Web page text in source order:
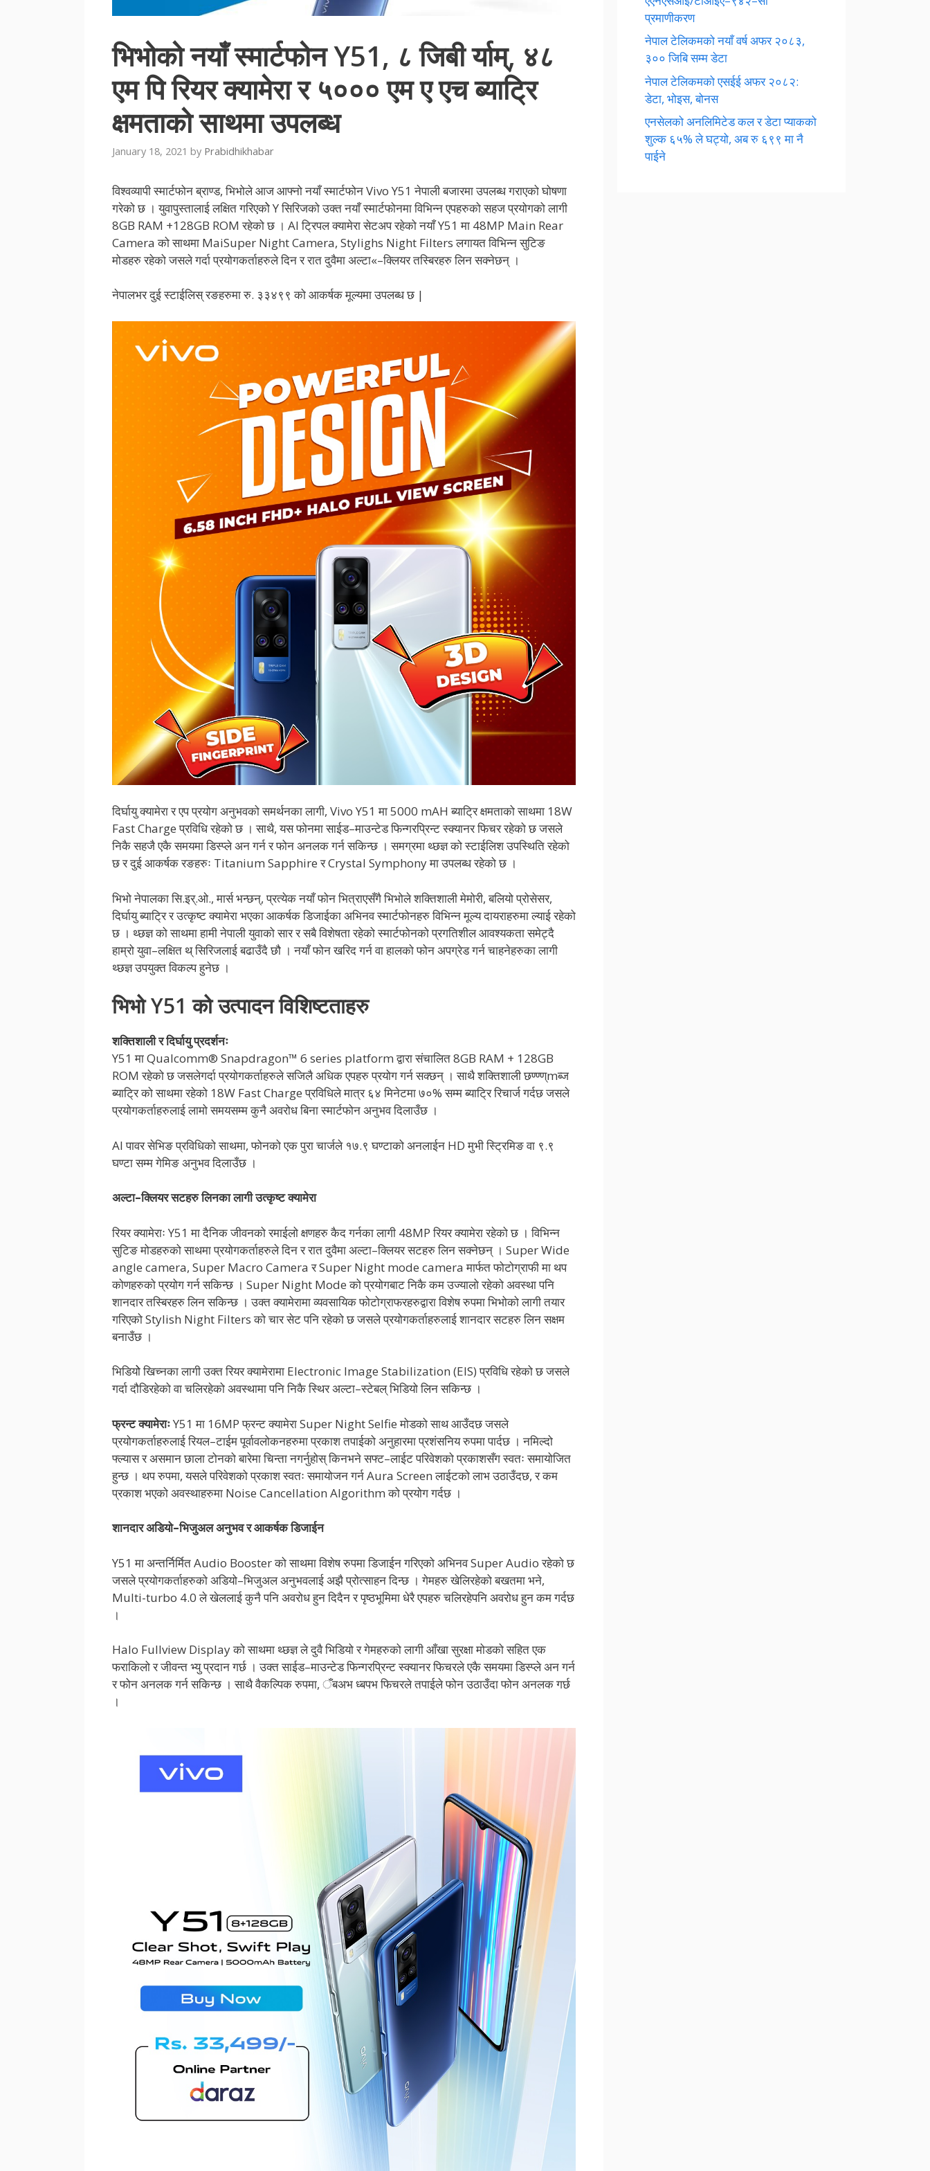
भिभोको नयाँ स्मार्टफोन Y51, ८ जिबी र्याम्, ४८
एम पि रियर क्यामेरा र ५००० एम ए एच ब्याट्रि
क्षमताको साथमा उपलब्ध
January 18, 2021 by Prabidhikhabar
विश्वव्यापी स्मार्टफोन ब्राण्ड, भिभोले आज आफ्नो नयाँ स्मार्टफोन Vivo Y51 नेपाली बजारमा उपलब्ध गराएको घोषणा
गरेको छ । युवापुस्तालाई लक्षित गरिएकोे Y सिरिजको उक्त नयाँ स्मार्टफोनमा विभिन्न एपहरुको सहज प्रयोगको लागी
8GB RAM +128GB ROM रहेको छ । AI ट्रिपल क्यामेरा सेटअप रहेको नयाँ Y51 मा 48MP Main Rear
Camera को साथमा MaiSuper Night Camera, Stylighs Night Filters लगायत विभिन्न सुटिङ
मोडहरु रहेको जसले गर्दा प्रयोगकर्ताहरुले दिन र रात दुवैमा अल्टा«–क्लियर तस्बिरहरु लिन सक्नेछन् ।
नेपालभर दुई स्टाईलिस् रङहरुमा रु. ३३४९९ को आकर्षक मूल्यमा उपलब्ध छ |
दिर्घायु क्यामेरा र एप प्रयोग अनुभवको समर्थनका लागी, Vivo Y51 मा 5000 mAH ब्याट्रि क्षमताको साथमा 18W
Fast Charge प्रविधि रहेको छ । साथै, यस फोनमा साईड–माउन्टेड फिन्गरप्रिन्ट स्क्यानर फिचर रहेको छ जसले
निकै सहजै एकै समयमा डिस्प्ले अन गर्न र फोन अनलक गर्न सकिन्छ । समग्रमा थ्छज्ञ को स्टाईलिश उपस्थिति रहेको
छ र दुई आकर्षक रङहरुः Titanium Sapphire र Crystal Symphony मा उपलब्ध रहेको छ ।
भिभो नेपालका सि.इर्.ओ., मार्स भन्छन्, प्रत्येक नयाँ फोन भित्राएसँगै भिभोले शक्तिशाली मेमोरी, बलियो प्रोसेसर,
दिर्घायु ब्याट्रि र उत्कृष्ट क्यामेरा भएका आकर्षक डिजाईका अभिनव स्मार्टफोनहरु विभिन्न मूल्य दायराहरुमा ल्याई रहेको
छ । थ्छज्ञ को साथमा हामी नेपाली युवाको सार र सबै विशेषता रहेको स्मार्टफोनको प्रगतिशील आवश्यकता समेट्दै
हाम्रो युवा–लक्षित थ् सिरिजलाई बढाउँदै छौ । नयाँ फोन खरिद गर्न वा हालको फोन अपग्रेड गर्न चाहनेहरुका लागी
थ्छज्ञ उपयुक्त विकल्प हुनेछ ।
भिभो Y51 को उत्पादन विशिष्टताहरु
शक्तिशाली र दिर्घायु प्रदर्शनः
Y51 मा Qualcomm® Snapdragon™ 6 series platform द्वारा संचालित 8GB RAM + 128GB
ROM रहेको छ जसलेगर्दा प्रयोगकर्ताहरुले सजिलै अधिक एपहरु प्रयोग गर्न सक्छन् । साथै शक्तिशाली छण्ण्ण्mब्ज
ब्याट्रि को साथमा रहेको 18W Fast Charge प्रविधिले मात्र ६४ मिनेटमा ७०% सम्म ब्याट्रि रिचार्ज गर्दछ जसले
प्रयोगकर्ताहरुलाई लामो समयसम्म कुनै अवरोध बिना स्मार्टफोन अनुभव दिलाउँछ ।
AI पावर सेभिङ प्रविधिको साथमा, फोनको एक पुरा चार्जले १७.९ घण्टाको अनलाईन HD मुभी स्ट्रिमिङ वा ९.९
घण्टा सम्म गेमिङ अनुभव दिलाउँछ ।
अल्टा–क्लियर सटहरु लिनका लागी उत्कृष्ट क्यामेरा
रियर क्यामेराः Y51 मा दैनिक जीवनको रमाईलो क्षणहरु कैद गर्नका लागी 48MP रियर क्यामेरा रहेको छ । विभिन्न
सुटिङ मोडहरुको साथमा प्रयोगकर्ताहरुले दिन र रात दुवैमा अल्टा–क्लियर सटहरु लिन सक्नेछन् । Super Wide
angle camera, Super Macro Camera र Super Night mode camera मार्फत फोटोग्राफी मा थप
कोणहरुको प्रयोग गर्न सकिन्छ । Super Night Mode को प्रयोगबाट निकै कम उज्यालो रहेको अवस्था पनि
शानदार तस्बिरहरु लिन सकिन्छ । उक्त क्यामेरामा व्यवसायिक फोटोग्राफरहरुद्वारा विशेष रुपमा भिभोको लागी तयार
गरिएको Stylish Night Filters को चार सेट पनि रहेको छ जसले प्रयोगकर्ताहरुलाई शानदार सटहरु लिन सक्षम
बनाउँछ ।
भिडियोे खिच्नका लागी उक्त रियर क्यामेरामा Electronic Image Stabilization (EIS) प्रविधि रहेको छ जसले
गर्दा दौडिरहेको वा चलिरहेको अवस्थामा पनि निकै स्थिर अल्टा–स्टेबल् भिडियो लिन सकिन्छ ।
फ्रन्ट क्यामेराःY51 मा 16MP फ्रन्ट क्यामेरा Super Night Selfie मोडको साथ आउँदछ जसले
प्रयोगकर्ताहरुलाई रियल–टाईम पूर्वावलोकनहरुमा प्रकाश तपाईको अनुहारमा प्रशंसनिय रुपमा पार्दछ । नमिल्दो
फ्ल्यास र असमान छाला टोनको बारेमा चिन्ता नगर्नुहोस् किनभने सफ्ट–लाईट परिवेशको प्रकाशसँग स्वतः समायोजित
हुन्छ । थप रुपमा, यसले परिवेशको प्रकाश स्वतः समायोजन गर्न Aura Screen लाईटको लाभ उठाउँदछ, र कम
प्रकाश भएको अवस्थाहरुमा Noise Cancellation Algorithm को प्रयोग गर्दछ ।
शानदार अडियो–भिजुअल अनुभव र आकर्षक डिजाईन
Y51 मा अन्तर्निर्मित Audio Booster को साथमा विशेष रुपमा डिजाईन गरिएको अभिनव Super Audio रहेको छ
जसले प्रयोगकर्ताहरुको अडियो–भिजुअल अनुभवलाई अझै प्रोत्साहन दिन्छ । गेमहरु खेलिरहेको बखतमा भने,
Multi-turbo 4.0 ले खेललाई कुनै पनि अवरोध हुन दिदैन र पृष्ठभूमिमा धेरै एपहरु चलिरहेपनि अवरोध हुन कम गर्दछ
।
Halo Fullview Display को साथमा थ्छज्ञ ले दुवै भिडियो र गेमहरुको लागी आँखा सुरक्षा मोडको सहित एक
फराकिलो र जीवन्त भ्यु प्रदान गर्छ । उक्त साईड–माउन्टेड फिन्गरप्रिन्ट स्क्यानर फिचरले एकै समयमा डिस्प्ले अन गर्न
र फोन अनलक गर्न सकिन्छ । साथै वैकल्पिक रुपमा, ँबअभ ध्बपभ फिचरले तपाईले फोन उठाउँदा फोन अनलक गर्छ
।
प्रमाणीकरण
नेपाल टेलिकमको नयाँ वर्ष अफर २०८३,
३०० जिबि सम्म डेटा
नेपाल टेलिकमको एसईई अफर २०८२:
डेटा, भोइस, बोनस
एनसेलको अनलिमिटेड कल र डेटा प्याकको
शुल्क ६५% ले घट्यो, अब रु ६९९ मा नै
पाईने